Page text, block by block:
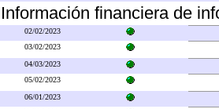
financiera de
02/02/2023
03/02/2023
04/03/2023
05/02/2023
06/01/2023